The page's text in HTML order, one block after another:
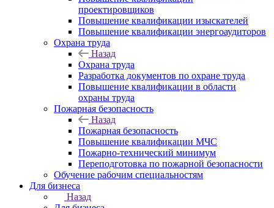
проектировщиков
Повышение квалификации изыскателей
Повышение квалификации энергоаудиторов
Охрана труда
Назад
Охрана труда
Разработка документов по охране труда
Повышение квалификации в области
охраны труда
Пожарная безопасность
Назад
Пожарная безопасность
Повышение квалификации МЧС
Пожарно-технический минимум
Переподготовка по пожарной безопасности
Обучение рабочим специальностям
Для бизнеса
Назад